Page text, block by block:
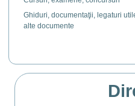
Ghiduri, documentaţii, legaturi
alte documente